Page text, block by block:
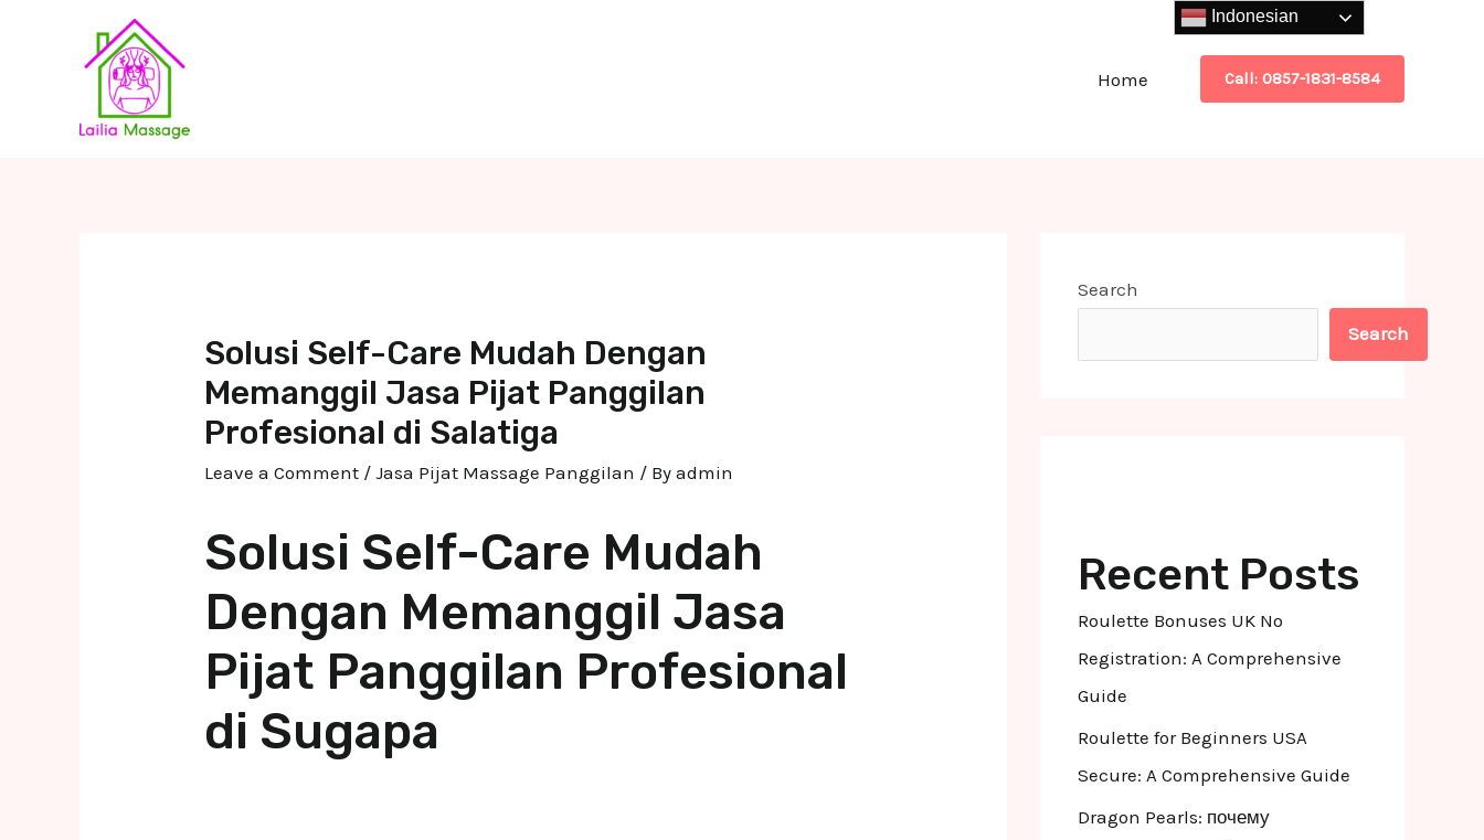
Home Call: 0857-1831-8584
Solusi Self-Care Mudah Dengan
Memanggil Jasa Pijat Panggilan
Profesional di Salatiga
Leave a Comment /Jasa Pijat Massage Panggilan / Byadmin
Solusi Self-Care Mudah
Dengan Memanggil Jasa
Pijat Panggilan Profesional
di Sugapa
Search
Search
Recent Posts
Roulette Bonuses UK No
Registration: A Comprehensive
Guide
Roulette for Beginners USA
Secure: A Comprehensive Guide
Dragon Pearls: почему
Indonesian